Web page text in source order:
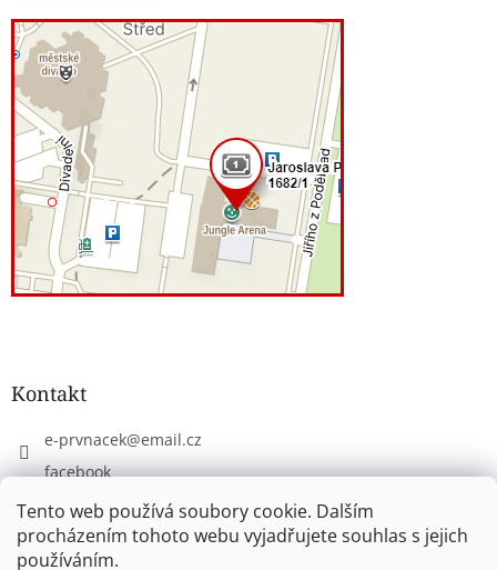
Tento web používá soubory cookie. Dalším
procházením tohoto webu vyjadřujete souhlas s jejich
používáním.
Kontakt
e-prvnacek@email.cz
facebook
eprvnacek